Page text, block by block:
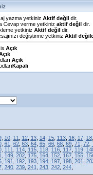
yazma yetkiniz Aktif değildir.
Cevap verme yetkiniz aktif değildir.
yetkiniz Aktif değildir.
değiştirme yetkiniz Aktif
Açık
Açık
Kapalı
, 10, 11 12, 13, 14, 15, 113, 16, 17, 18,
, 61 62, 63, 64, 65, 66, 68, 69, 71 72,
, 111 114, 115, 118, 116, 117, 119,
149, 202, 175, 164, 152, 167, 155,
, 191 192, 193, 194, 197, 198, 201
, 240, 239, 241 243, 242, 244,